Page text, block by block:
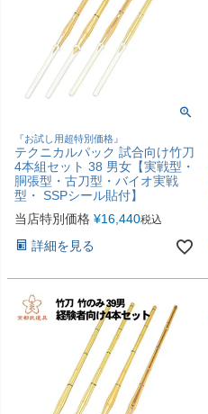
『お試し用超特別価格』
テクニカルパック 試合向け竹刀
4本組セット 38 男女【実戦型・
胴張型・古刀型・バイオ実戦
型・ SSPシール貼付】
当店特別価格 ¥16,440税込
詳細を見る